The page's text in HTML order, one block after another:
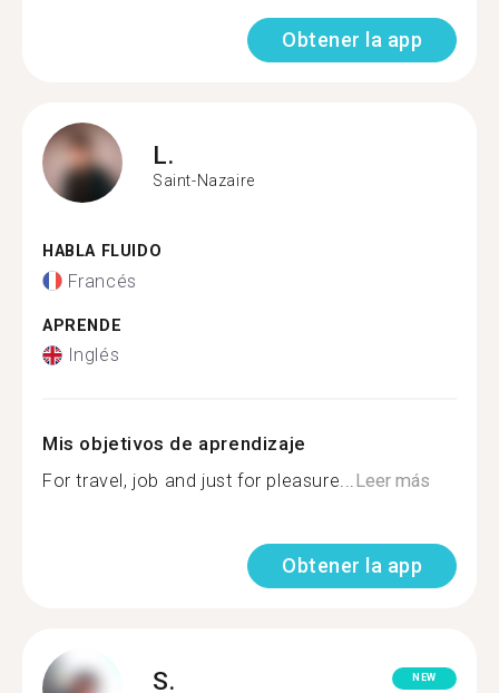
Obtener la app
L.
Saint-Nazaire
HABLA FLUIDO
Francés
APRENDE
Inglés
Mis objetivos de aprendizaje
For travel, job and just for pleasure...Leer más
Obtener la app
S. NEW